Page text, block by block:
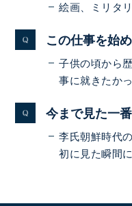
絵画、ミリタ
この仕事を始
子供の頃から
事に就きたか
今まで見た一
李氏朝鮮時代
初に見た瞬間